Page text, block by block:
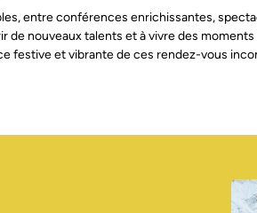
entre conférences enrichissantes,
nouveaux talents et à vivre des
festive et vibrante de ces rendez-vous